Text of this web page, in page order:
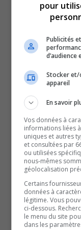
Les Olympiques
victorieuse de
suite en temps
Centre Slush
5000 partisans y
acheté des billets
au domicile des
Chicoutimi 4 à 3
L’entraîneur-chef,
succès de sa
l’attitude de ses
le dernier match
match en séries
but de gagner,
pour
Publicités
Stocker et/
appareil
En savoir
Vos données à
informations liées
uniques et autres
et consultées par
ou utilisées
nous-mêmes
géolocalisation
Certains
données à
légitime. Vous
ci-dessous.
le menu du site
dans les